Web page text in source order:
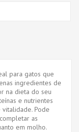
para gatos que
ingredientes de
na dieta do seu
e nutrientes
vitalidade. Pode
as
em molho.